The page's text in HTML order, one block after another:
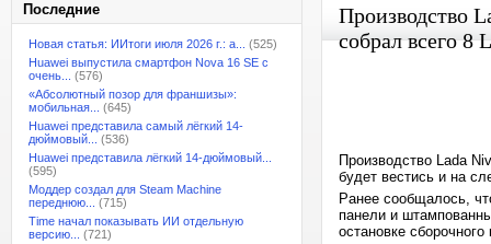
Последние
Новая статья: ИИтоги июля 2026 г.: а...
(525)
Huawei выпустила смартфон Nova 16 SE с
очень...
(576)
«Абсолютный позор для франшизы»:
мобильная...
(645)
Huawei представила самый лёгкий 14-
дюймовый...
(536)
Huawei представила лёгкий 14-дюймовый...
(595)
Моддер создал для Steam Machine
переднюю...
(715)
Time начал показывать ИИ отдельную
версию...
(721)
Производство
собрал всего 8
Производство Lada
будет вестись и на
Ранее сообщалось,
панели и
остановке